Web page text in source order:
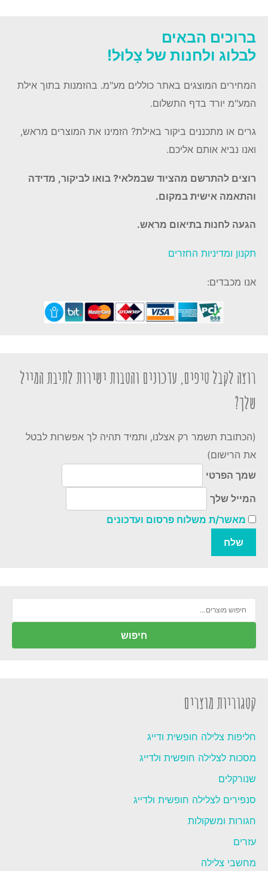
ברוכים הבאים
לבלוג ולחנות של צָלוּל!
המחירים המוצגים באתר כוללים מע"מ. בהזמנות בתוך אילת
המע"מ יורד בדף התשלום.
גרים או מתכננים ביקור באילת? הזמינו את המוצרים מראש,
ואנו נביא אותם אליכם.
רוצים להתרשם מהציוד שבמלאי? בואו לביקור, מדידה
והתאמה אישית במקום.
הגעה לחנות בתיאום מראש.
תקנון ומדיניות החזרים
אנו מכבדים:
רוצה לקבל טיפים, עדכונים והטבות ישירות לתיבת המייל
שלך?
(הכתובת תשמר רק אצלנו, ותמיד תהיה לך אפשרות לבטל
את הרישום)
שמך הפרטי
המייל שלך
מאשר/ת משלוח פרסום ועדכונים
חיפוש
עבור:
חיפוש
קטגוריות מוצרים
חליפות צלילה חופשית ודייג
מסכות לצלילה חופשית ולדייג
שנורקלים
סנפירים לצלילה חופשית ולדייג
חגורות ומשקולות
עזרים
מחשבי צלילה